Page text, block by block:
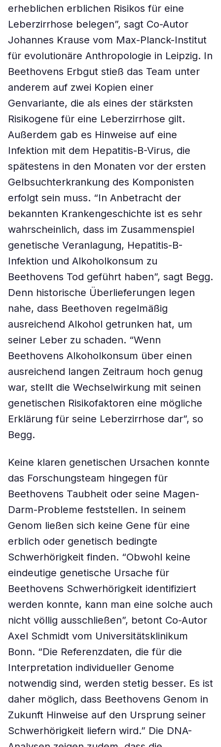
erheblichen erblichen Risikos für eine
Leberzirrhose belegen”, sagt Co-Autor
Johannes Krause vom Max-Planck-Institut
für evolutionäre Anthropologie in Leipzig. In
Beethovens Erbgut stieß das Team unter
anderem auf zwei Kopien einer
Genvariante, die als eines der stärksten
Risikogene für eine Leberzirrhose gilt.
Außerdem gab es Hinweise auf eine
Infektion mit dem Hepatitis-B-Virus, die
spätestens in den Monaten vor der ersten
Gelbsuchterkrankung des Komponisten
erfolgt sein muss. “In Anbetracht der
bekannten Krankengeschichte ist es sehr
wahrscheinlich, dass im Zusammenspiel
genetische Veranlagung, Hepatitis-B-
Infektion und Alkoholkonsum zu
Beethovens Tod geführt haben”, sagt Begg.
Denn historische Überlieferungen legen
nahe, dass Beethoven regelmäßig
ausreichend Alkohol getrunken hat, um
seiner Leber zu schaden. “Wenn
Beethovens Alkoholkonsum über einen
ausreichend langen Zeitraum hoch genug
war, stellt die Wechselwirkung mit seinen
genetischen Risikofaktoren eine mögliche
Erklärung für seine Leberzirrhose dar”, so
Begg.
Keine klaren genetischen Ursachen konnte
das Forschungsteam hingegen für
Beethovens Taubheit oder seine Magen-
Darm-Probleme feststellen. In seinem
Genom ließen sich keine Gene für eine
erblich oder genetisch bedingte
Schwerhörigkeit finden. “Obwohl keine
eindeutige genetische Ursache für
Beethovens Schwerhörigkeit identifiziert
werden konnte, kann man eine solche auch
nicht völlig ausschließen”, betont Co-Autor
Axel Schmidt vom Universitätsklinikum
Bonn. “Die Referenzdaten, die für die
Interpretation individueller Genome
notwendig sind, werden stetig besser. Es ist
daher möglich, dass Beethovens Genom in
Zukunft Hinweise auf den Ursprung seiner
Schwerhörigkeit liefern wird.” Die DNA-